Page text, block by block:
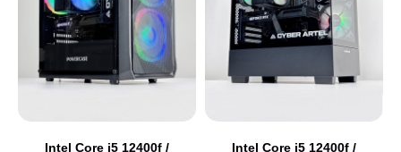
Intel Core i5 12400f /
Intel Core i5 12400f /